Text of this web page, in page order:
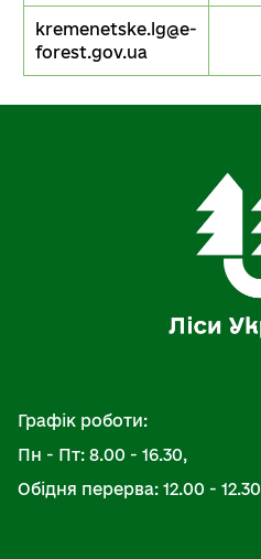
kremenetske.lg@e-
forest.gov.ua
Графік роботи:
Пн - Пт: 8.00 - 16.30,
Обідня перерва: 12.00 - 12.30